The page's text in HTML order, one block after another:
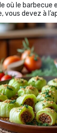
où le
vous devez à